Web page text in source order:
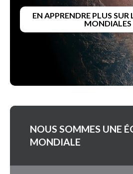
EN APPRENDRE PLUS SUR
MONDIALES
NOUS SOMMES UNE
MONDIALE